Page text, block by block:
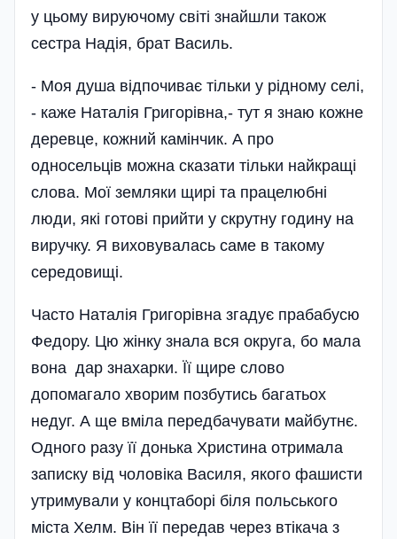
у цьому вируючому світі знайшли також
сестра Надія, брат Василь.
- Моя душа відпочиває тільки у рідному селі,
- каже Наталія Григорівна,- тут я знаю кожне
деревце, кожний камінчик. А про
односельців можна сказати тільки найкращі
слова. Мої земляки щирі та працелюбні
люди, які готові прийти у скрутну годину на
виручку. Я виховувалась саме в такому
середовищі.
Часто Наталія Григорівна згадує прабабусю
Федору. Цю жінку знала вся округа, бо мала
вона дар знахарки. Її щире слово
допомагало хворим позбутись багатьох
недуг. А ще вміла передбачувати майбутнє.
Одного разу її донька Христина отримала
записку від чоловіка Василя, якого фашисти
утримували у концтаборі біля польського
міста Хелм. Він її передав через втікача з